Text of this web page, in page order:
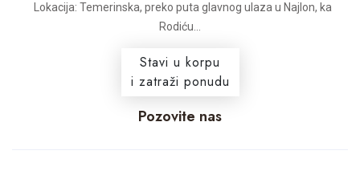
Lokacija: Temerinska, preko puta glavnog ulaza u Najlon, ka
Rodiću...
Stavi u korpu
i zatraži ponudu
Pozovite nas